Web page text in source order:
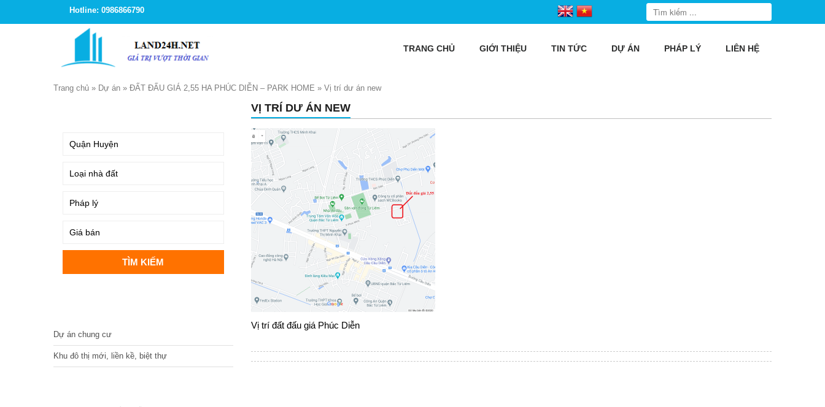
Hotline: 0986866790
TRANG CHỦ GIỚI THIỆU TIN TỨC DỰ ÁN PHÁP LÝ LIÊN HỆ
Trang chủ » Dự án » ĐẤT ĐẤU GIÁ 2,55 HA PHÚC DIỄN – PARK HOME » Vị trí dư án new
VỊ TRÍ DƯ ÁN NEW
Vị trí đất đấu giá Phúc Diễn
Dự án chung cư
Khu đô thị mới, liền kề, biệt thự